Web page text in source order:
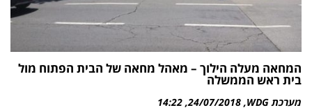
המחאה מעלה הילוך – מאהל מחאה של הבית הפתוח מול
בית ראש הממשלה
מערכת WDG 24/07/2018
14:22